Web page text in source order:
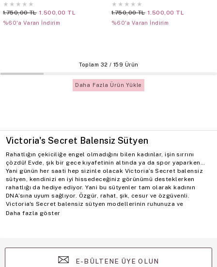
★ ★ ★ ★ ★
1.750,00 TL 1.500,00 TL
%60'a Varan İndirim
★ ★ ★ ★ ★
1.750,00 TL 1.500,00 TL
%60'a Varan İndirim
Toplam 32 / 159 Ürün
Daha Fazla Ürün Yükle
Victoria's Secret Balensiz Sütyen
Rahatlığın çekiciliğe engel olmadığını bilen kadınlar, işin sırrını
çözdü! Evde, şık bir gece kıyafetinin altında ya da spor yaparken…
Yani günün her saati hep sizinle olacak Victoria’s Secret balensiz
sütyen, kendinizi en iyi hissedeceğiniz görünümü desteklerken
rahatlığı da hediye ediyor. Yani bu sütyenler tam olarak kadının
DNA’sına uyum sağlıyor. Özgür, rahat, şık, cesur ve özgüvenli.
Victoria's Secret balensiz sütyen modellerinin ruhunuza ve
bedeninize hitap edecek efsanevi karakterlerini keşfetmeye ne
kadınlar dünyasına siz de katılmalısını
Daha fazla göster
E-BÜLTENE ÜYE OLUN